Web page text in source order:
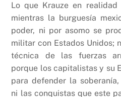
Lo que Krauze en
mientras la burguesía
poder, ni por asomo se
militar con Estados Unidos;
técnica de las fuerzas
porque los capitalistas y su
para defender la
ni las conquistas que este